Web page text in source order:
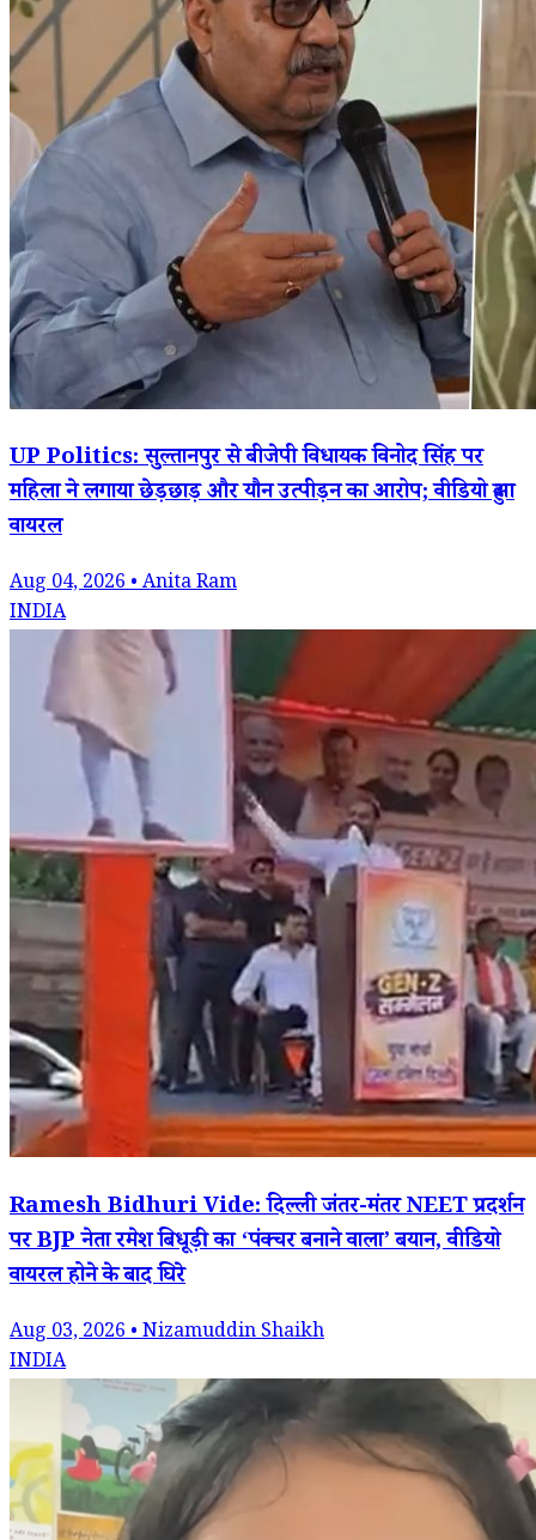
UP Politics: सुल्तानपुर से बीजेपी विधायक विनोद सिंह पर
महिला ने लगाया छेड़छाड़ और यौन उत्पीड़न का आरोप; वीडियो हुआ
वायरल
Aug 04, 2026 • Anita Ram
INDIA
Ramesh Bidhuri Vide: दिल्ली जंतर-मंतर NEET प्रदर्शन
पर BJP नेता रमेश बिधूड़ी का ‘पंक्चर बनाने वाला’ बयान, वीडियो
वायरल होने के बाद घिरे
Aug 03, 2026 • Nizamuddin Shaikh
INDIA